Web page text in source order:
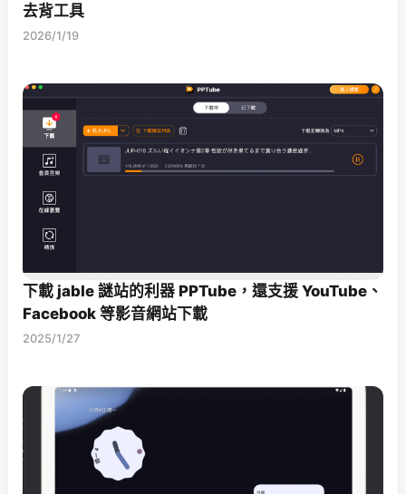
去背工具
2026/1/19
下載 jable 謎站的利器 PPTube，還支援 YouTube、
Facebook 等影音網站下載
2025/1/27